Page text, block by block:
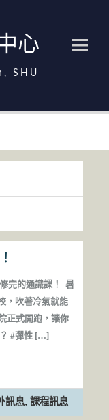
心
修完的通識課！ 暑
，吹著冷氣就能
正式開跑，讓你
#彈性 […]
訊息, 課程訊息